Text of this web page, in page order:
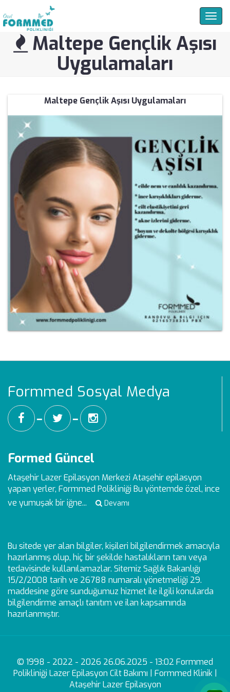
Maltepe Gençlik Aşısı
Uygulamaları
Maltepe Gençlik Aşısı Uygulamaları
Formmed Sosyal Medya
━ ━
Formed Güncel
Ataşehir Lazer Epilasyon Merkezi Ataşehir epilasyon
yapan yerler, Formmed Polikliniği Bu yöntemde özel, ince
ve yumuşak bir iğne...
Devamı
Bu sitede yer alan bilgiler, kişileri bilgilendirmek amacıyla
hazırlanmış olup, hiç bir şekilde hastalıkların tanı veya
tedavisinde kullanılamazlar. Sitemiz Sağlık Bakanlığı
15/2/2008 tarih ve 26788 numaralı yönetmeliği 29.
maddesine göre sunduğumuz hizmet ile ilgili konularda
bilgilendirme amaçlı tanıtım ve ilan kapsamında
hazırlanmıştır.
© 1998 - 2022 - 2026 26.06.2025 - 13:02 Formmed
Polikliniği Lazer Epilasyon Cilt Bakımı | Formmed Klinik |
Ataşehir Lazer Epilasyon